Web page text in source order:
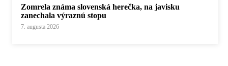
Zomrela známa slovenská herečka, na javisku
zanechala výraznú stopu
7. augusta 2026